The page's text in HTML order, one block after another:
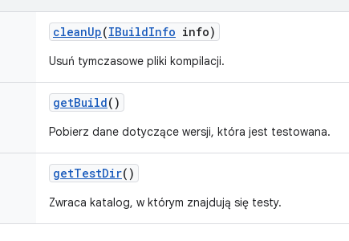
cleanUp(IBuildInfo info)
Usuń tymczasowe pliki kompilacji.
getBuild()
Pobierz dane dotyczące wersji, która jest testowana.
getTestDir()
Zwraca katalog, w którym znajdują się testy.